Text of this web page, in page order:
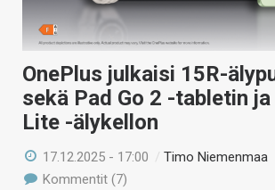
OnePlus julkaisi 15R-
sekä Pad Go 2 -tabletin
Lite -älykellon
17.12.2025 - 17:00 /Timo Niemenmaa
Kommentit (7)